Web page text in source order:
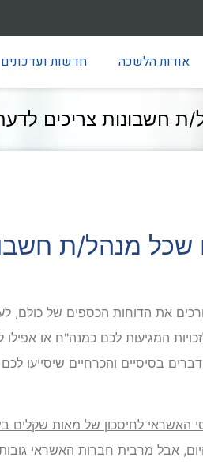
אודות הלשכה חדשות ועדכונים
חשבונות צריכים
מנהל/ת
את הדוחות הכספים של כולם,
המגיעות לכם כמנה"ח או
לכם. לכן, אספנו עבורכם 5 דברים בסיסיים
האשראי לחיסכון של מאות שקלים
אבל מרבית חברות האשראי